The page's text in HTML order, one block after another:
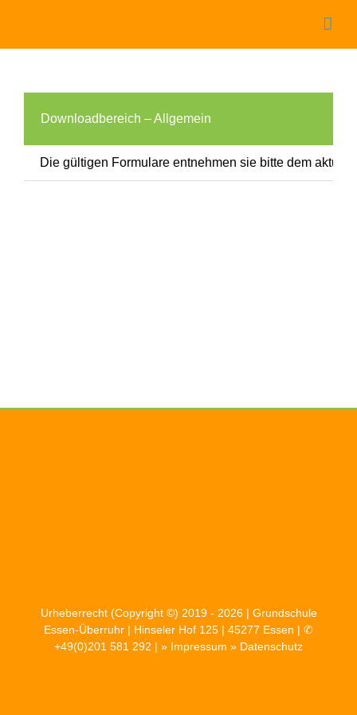
springen
Downloadbereich – Allgemein
Die gültigen Formulare entnehmen sie bitte dem
Urheberrecht (Copyright ©) 2019 - 2026 | Grundschule
Essen-Überruhr | Hinseler Hof 125 | 45277 Essen | ✆
+49(0)201 581 292 | » Impressum » Datenschutz